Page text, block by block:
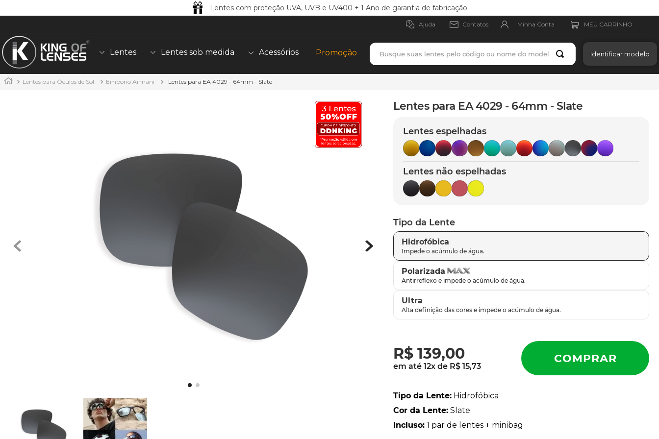
Lentes com proteção UVA, UVB e UV400 + 1 Ano de garantia de fabricação.
Ajuda Contatos Minha Conta
Lentes Lentes sob medida Acessórios Promoção
Busque suas lentes pelo código ou nome do modelo
Identificar modelo
Lentes para Óculos de Sol Emporio Armani Lentes para EA 4029 - 64mm - Slate
Lentes para EA 4029 - 64mm - Slate
Lentes espelhadas
Lentes não espelhadas
Tipo da Lente
Hidrofóbica
Polarizada
Ultra
R$ 139,00
em até12x de R$ 15,73
Tipo da Lente: Hidrofóbica
Cor da Lente: Slate
Incluso: 1 par de lentes + minibag
TERMOS MAIS BUSCADOS
8
parafusos
gascan